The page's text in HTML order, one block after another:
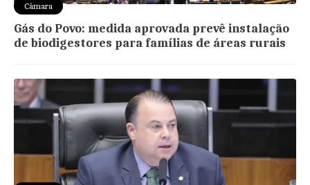
Câmara
Gás do Povo: medida aprovada prevê instalação
de biodigestores para famílias de áreas rurais